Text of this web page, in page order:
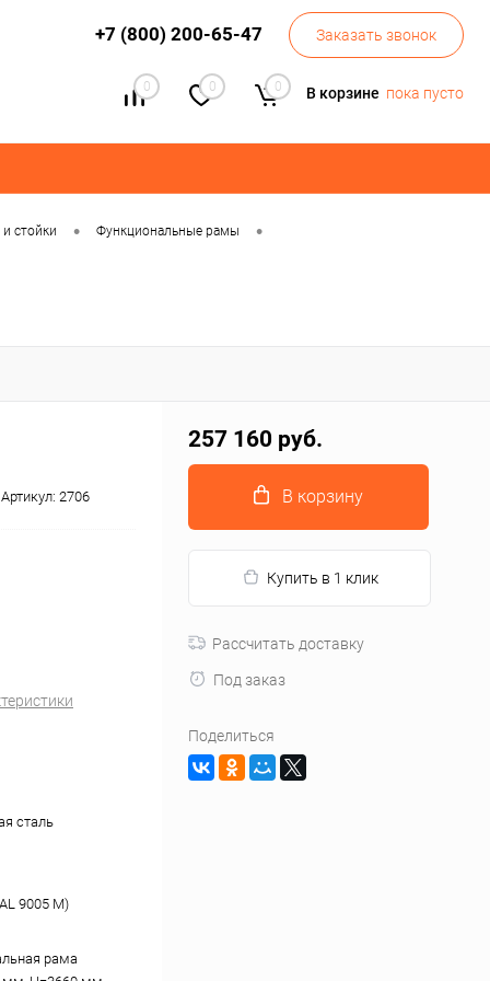
+7 (800) 200-65-47 Заказать звонок
0 0 0 В корзине пока пусто
стойки • Функциональные рамы •
Артикул: 2706
сталь
9005 М)
рама
257 160 руб.
В корзину
Купить в 1 клик
Рассчитать доставку
Под заказ
Поделиться